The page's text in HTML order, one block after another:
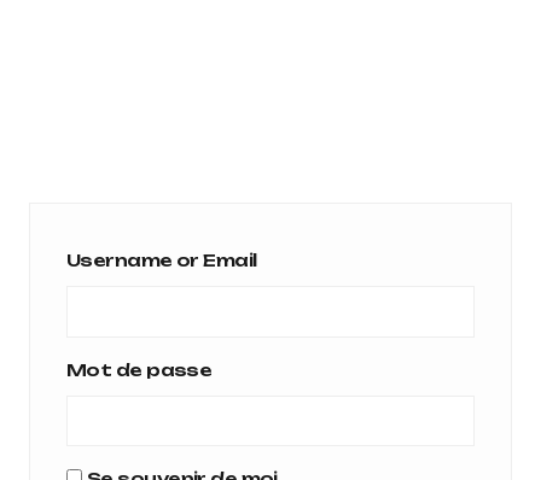
Username or Email
Mot de passe